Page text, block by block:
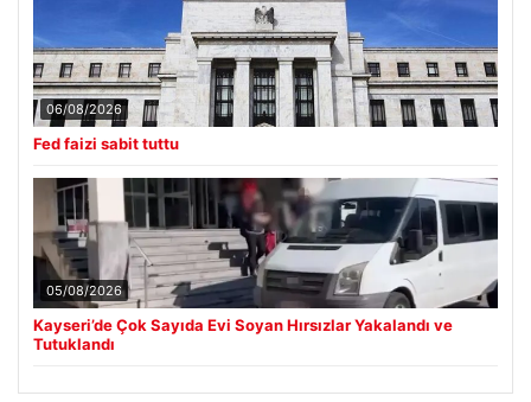
06/08/2026
Fed faizi sabit tuttu
05/08/2026
Kayseri’de Çok Sayıda Evi Soyan Hırsızlar Yakalandı ve
Tutuklandı